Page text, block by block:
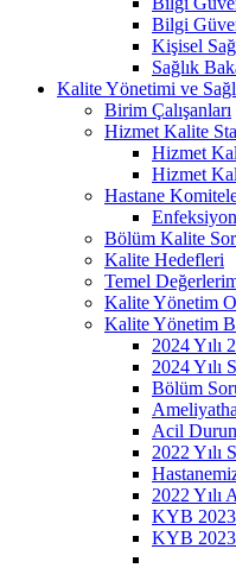
Bilgi
Kişisel
Sağlık
Kalite Yönetimi ve
Birim Çalışanları
Hizmet Kalite
Hizmet
Hizmet
Hastane
Bölüm Kalite
Kalite Hedefleri
Temel
Kalite Yönetim
Kalite Yönetim
2024 Yılı
2024 Yılı
Bölüm
Acil
2022 Yılı
2022 Yılı
KYB 2023
KYB 2023